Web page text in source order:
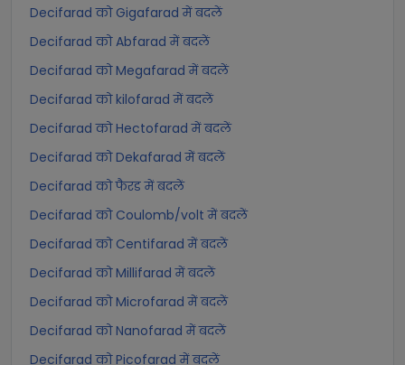
Decifarad को Gigafarad में बदलें
Decifarad को Abfarad में बदलें
Decifarad को Megafarad में बदलें
Decifarad को kilofarad में बदलें
Decifarad को Hectofarad में बदलें
Decifarad को Dekafarad में बदलें
Decifarad को फैरड में बदलें
Decifarad को Coulomb/volt में बदलें
Decifarad को Centifarad में बदलें
Decifarad को Millifarad में बदलें
Decifarad को Microfarad में बदलें
Decifarad को Nanofarad में बदलें
Decifarad को Picofarad में बदलें